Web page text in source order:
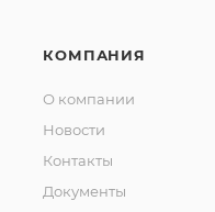
КОМПАНИЯ
О компании
Новости
Контакты
Документы